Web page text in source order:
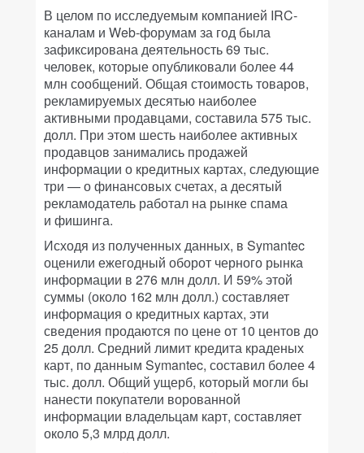
В целом по исследуемым компанией IRC-
каналам и Web-форумам за год была
зафиксирована деятельность 69 тыс.
человек, которые опубликовали более 44
млн сообщений. Общая стоимость товаров,
рекламируемых десятью наиболее
активными продавцами, составила 575 тыс.
долл. При этом шесть наиболее активных
продавцов занимались продажей
информации о кредитных картах, следующие
три — о финансовых счетах, а десятый
рекламодатель работал на рынке спама
и фишинга.
Исходя из полученных данных, в Symantec
оценили ежегодный оборот черного рынка
информации в 276 млн долл. И 59% этой
суммы (около 162 млн долл.) составляет
информация о кредитных картах, эти
сведения продаются по цене от 10 центов до
25 долл. Средний лимит кредита краденых
карт, по данным Symantec, составил более 4
тыс. долл. Общий ущерб, который могли бы
нанести покупатели ворованной
информации владельцам карт, составляет
около 5,3 млрд долл.